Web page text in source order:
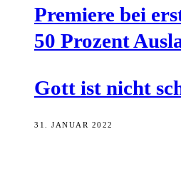
Pre­mie­re bei
50 Pro­zent
Gott ist nicht
31. JANUAR 2022